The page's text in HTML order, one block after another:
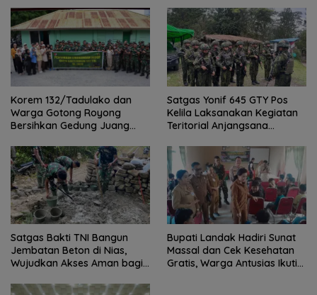
Korem 132/Tadulako dan
Warga Gotong Royong
Bersihkan Gedung Juang
Satgas Yonif 645 GTY Pos
Kelila Laksanakan Kegiatan
Teritorial Anjangsana
Lurah
Satgas Bakti TNI Bangun
Jembatan Beton di Nias,
Wujudkan Akses Aman bagi
Bupati Landak Hadiri Sunat
Massal dan Cek Kesehatan
Gratis, Warga Antusias Ikuti